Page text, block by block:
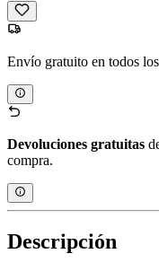
Envío gratuito en todos
Devoluciones gratuitas
compra.
Descripción